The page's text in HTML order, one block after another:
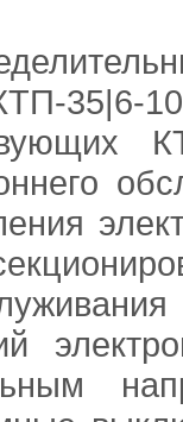
35|6-